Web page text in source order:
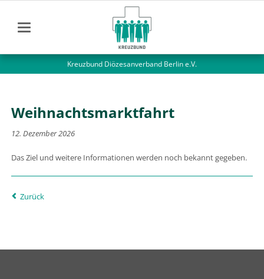
Kreuzbund Diözesanverband Berlin e.V.
Weihnachtsmarktfahrt
12. Dezember 2026
Das Ziel und weitere Informationen werden noch bekannt gegeben.
Zurück